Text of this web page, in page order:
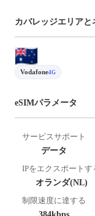
カバレッジエリアと
Vodafone4G
eSIMパラメータ
サービスサポート
データ
IPをエクスポートす
オランダ(NL)
制限速度に達する